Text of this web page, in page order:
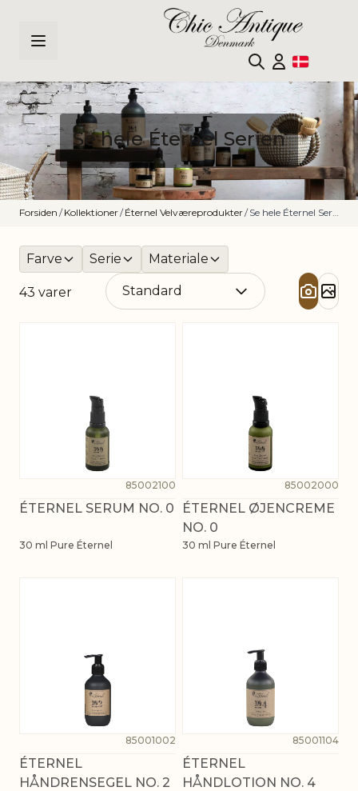
Se hele Éternel Serien
Forsiden / Kollektioner/ Éternel Velværeprodukter/ Se hele Éternel Serien
Farve Serie Materiale
43 varer
85002100
ÉTERNEL SERUM NO. 0
30 ml Pure Éternel
85002000
ÉTERNEL ØJENCREME
NO. 0
30 ml Pure Éternel
85001002
ÉTERNEL
HÅNDRENSEGEL NO. 2
85001104
ÉTERNEL
HÅNDLOTION NO. 4